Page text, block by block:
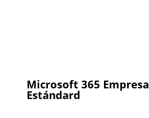
Microsoft 365 Empresa
Estándard